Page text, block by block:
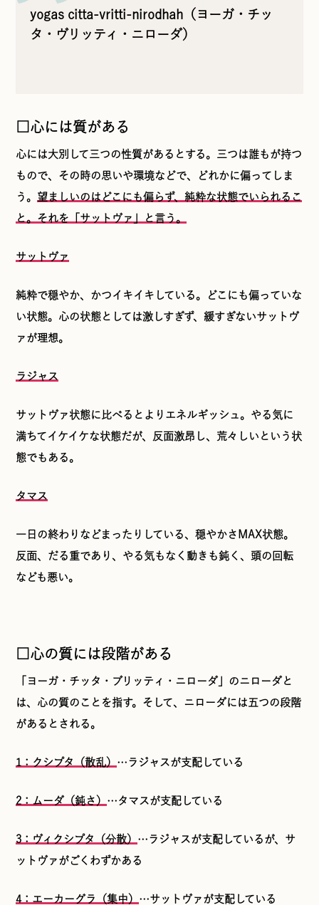
yogas citta-vritti-nirodhah（ヨーガ・チッ
タ・ヴリッティ・ニローダ）
□心には質がある
心には大別して三つの性質があるとする。三つは誰もが持つ
もので、その時の思いや環境などで、どれかに偏ってしま
う。 望ましいのはどこにも偏らず、純粋な状態でいられるこ
と。それを「サットヴァ」と言う。
サットヴァ
純粋で穏やか、かつイキイキしている。どこにも偏っていな
い状態。心の状態としては激しすぎず、緩すぎないサットヴ
ァが理想。
ラジャス
サットヴァ状態に比べるとよりエネルギッシュ。やる気に
満ちてイケイケな状態だが、反面激昂し、荒々しいという状
態でもある。
タマス
一日の終わりなどまったりしている、穏やかさMAX状態。
反面、だる重であり、やる気もなく動きも鈍く、頭の回転
なども悪い。
□心の質には段階がある
「ヨーガ・チッタ・ブリッティ・ニローダ」のニローダと
は、心の質のことを指す。そして、ニローダには五つの段階
があるとされる。
1：クシプタ（散乱） …ラジャスが支配している
2：ムーダ（鈍さ） …タマスが支配している
3：ヴィクシプタ（分散） …ラジャスが支配しているが、サ
ットヴァがごくわずかある
4：エーカーグラ（集中） …サットヴァが支配している